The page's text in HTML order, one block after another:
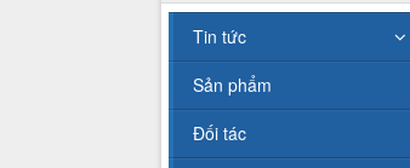
Tin tức
Sản phẩm
Đối tác